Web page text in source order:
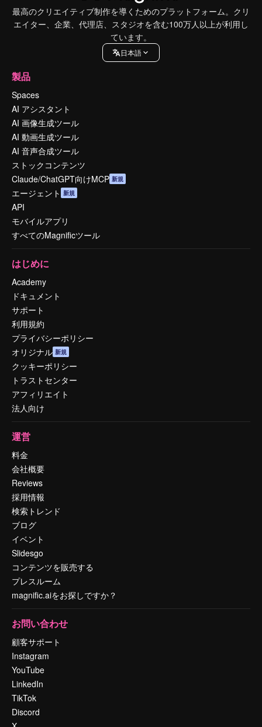
最高のクリエイティブ制作を導くためのプラットフォーム。クリ
エイター、企業、代理店、スタジオを含む100万人以上が利用し
ています。
日本語
製品
Spaces
AI アシスタント
AI 画像生成ツール
AI 動画生成ツール
AI 音声合成ツール
ストックコンテンツ
Claude/ChatGPT向けMCP 新規
エージェント 新規
API
モバイルアプリ
すべてのMagnificツール
はじめに
Academy
ドキュメント
サポート
利用規約
プライバシーポリシー
オリジナル 新規
クッキーポリシー
トラストセンター
アフィリエイト
法人向け
運営
料金
会社概要
Reviews
採用情報
検索トレンド
ブログ
イベント
Slidesgo
コンテンツを販売する
プレスルーム
magnific.aiをお探しですか？
お問い合わせ
顧客サポート
Instagram
YouTube
LinkedIn
TikTok
Discord